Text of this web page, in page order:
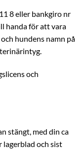
8 eller bankgiro nr
handa för att vara
hundens namn på
och
stängt, med din ca
och sist